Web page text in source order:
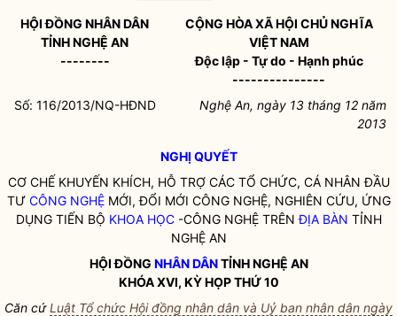
HỘI ĐỒNG NHÂN DÂN
TỈNH NGHỆ AN
--------
CỘNG HÒA XÃ HỘI CHỦ NGHĨA
VIỆT NAM
Độc lập - Tự do - Hạnh phúc
---------------
Số: 116/2013/NQ-HĐND
Nghệ An, ngày 13 tháng 12 năm
2013
NGHỊ QUYẾT
CƠ CHẾ KHUYẾN KHÍCH, HỖ TRỢ CÁC TỔ CHỨC, CÁ NHÂN ĐẦU
TƯ CÔNG NGHỆMỚI, ĐỔI MỚI CÔNG NGHỆ, NGHIÊN CỨU, ỨNG
DỤNG TIẾN BỘ KHOA HỌC-CÔNG NGHỆTRÊNĐỊA BÀN TỈNH
NGHỆ AN
HỘI ĐỒNG NHÂN DÂNTỈNH NGHỆ AN
KHÓA XVI, KỲ HỌP THỨ 10
Căn cứLuật Tổ chức Hội đồng nhân dân và Uỷ ban nhân dân ngày